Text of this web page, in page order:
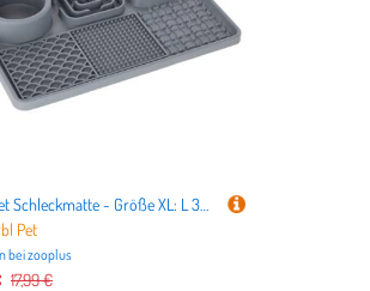
Kerbl Pet Schleckmatte - Größe XL: L 30 x B 20 x H 4 cm
Pet
beizooplus
17,99 €